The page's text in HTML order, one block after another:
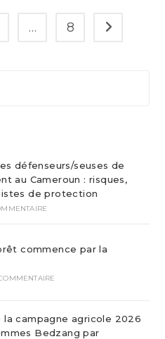
… 8 Aller à la
défenseurs/seuses de
au Cameroun : risques,
de protection
commence par la
la campagne agricole 2026
Bedzang par